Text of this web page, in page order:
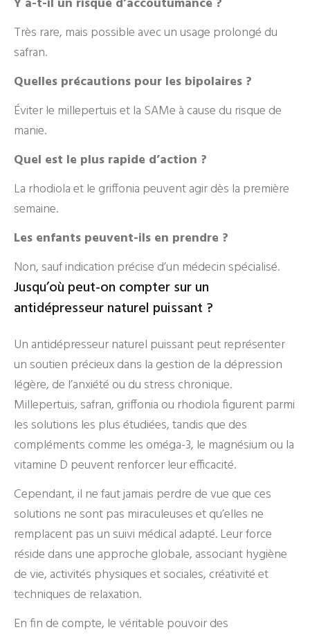
Très rare, mais possible avec un usage prolongé du
safran.
Quelles précautions pour les bipolaires ?
Éviter le millepertuis et la SAMe à cause du risque de
manie.
Quel est le plus rapide d’action ?
La rhodiola et le griffonia peuvent agir dès la première
semaine.
Les enfants peuvent-ils en prendre ?
Non, sauf indication précise d’un médecin spécialisé.
Jusqu’où peut-on compter sur un
antidépresseur naturel puissant ?
Un antidépresseur naturel puissant peut représenter
un soutien précieux dans la gestion de la dépression
légère, de l’anxiété ou du stress chronique.
Millepertuis, safran, griffonia ou rhodiola figurent parmi
les solutions les plus étudiées, tandis que des
compléments comme les oméga-3, le magnésium ou la
vitamine D peuvent renforcer leur efficacité.
Cependant, il ne faut jamais perdre de vue que ces
solutions ne sont pas miraculeuses et qu’elles ne
remplacent pas un suivi médical adapté. Leur force
réside dans une approche globale, associant hygiène
de vie, activités physiques et sociales, créativité et
techniques de relaxation.
En fin de compte, le véritable pouvoir des